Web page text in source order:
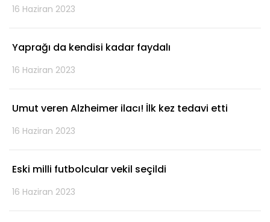
16 Haziran 2023
Yaprağı da kendisi kadar faydalı
16 Haziran 2023
Umut veren Alzheimer ilacı! İlk kez tedavi etti
16 Haziran 2023
Eski milli futbolcular vekil seçildi
16 Haziran 2023